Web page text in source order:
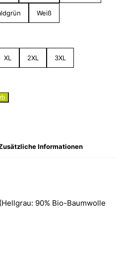
Weiß
XL 2XL 3XL
Informationen
90% Bio-Baumwolle